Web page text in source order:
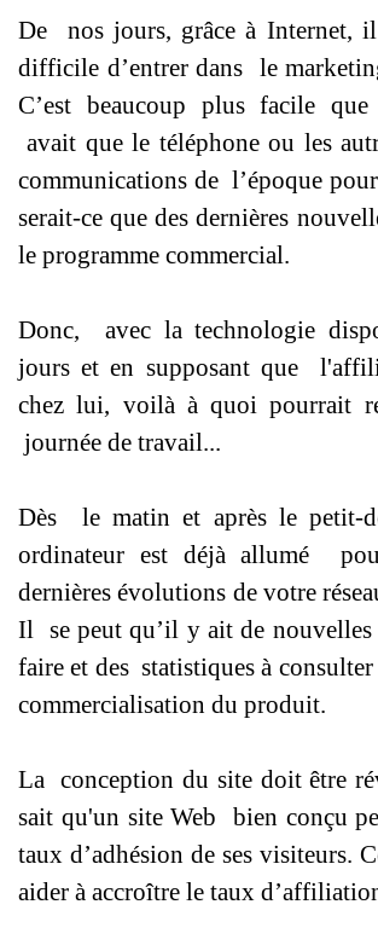
De nos jours, grâce à Internet, il
difficile d’entrer dans le
C’est beaucoup plus facile
avait que le téléphone ou les
communications de l’époque
serait-ce que des dernières
le programme commercial.
Donc, avec la technologie
jours et en supposant que
chez lui, voilà à quoi pourrait
journée de travail...
Dès le matin et après le petit-
ordinateur est déjà allumé
dernières évolutions de votre
Il se peut qu’il y ait de nouvelles
faire et des statistiques à
commercialisation du produit.
La conception du site doit être
sait qu'un site Web bien conçu
taux d’adhésion de ses visiteurs.
aider à accroître le taux